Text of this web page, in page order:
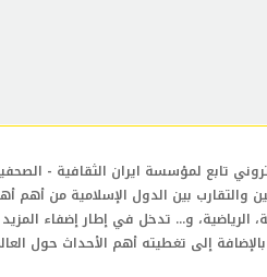
تابع لمؤسسة ايران الثقافية -
والتقارب بين الدول الإسلامية من أهم
الرياضية، و... تدخل في إطار إضفاء
بالإضافة إلى تغطيته أهم الأحداث حول